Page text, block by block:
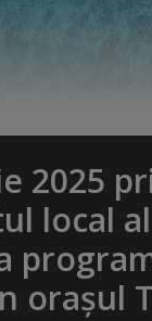
2025
local
oraşul